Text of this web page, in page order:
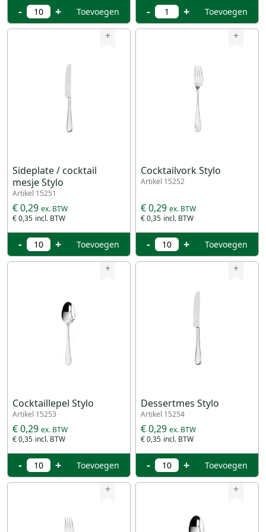
- + Toevoegen - + Toevoegen
+
Sideplate / cocktail
mesje Stylo
Artikel 15251
€ 0,35
€ 0,29
- + Toevoegen
+
Cocktailvork Stylo
Artikel 15252
€ 0,35
€ 0,29
- + Toevoegen
+
Cocktaillepel Stylo
Artikel 15253
€ 0,35
€ 0,29
- + Toevoegen
+
Dessertmes Stylo
Artikel 15254
€ 0,35
€ 0,29
- + Toevoegen
+ +